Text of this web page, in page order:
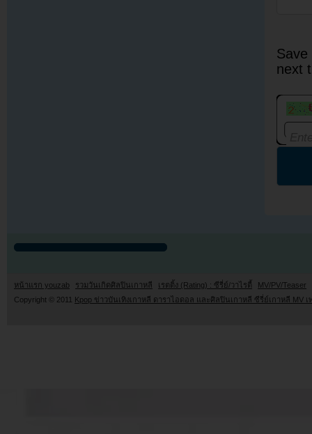
next
หน้าแรก youzab รวมวันเกิดศิลปินเกาหลี เรตติ้ง (Rating) : ซีรี่ย์/วาไรตี้
MV/PV/Teaser
Copyright © 2011 Kpop ข่าวบันเทิงเกาหลี ดาราไอดอล และศิลปินเกาหลี ซีรี่ย์เกาหลี MV